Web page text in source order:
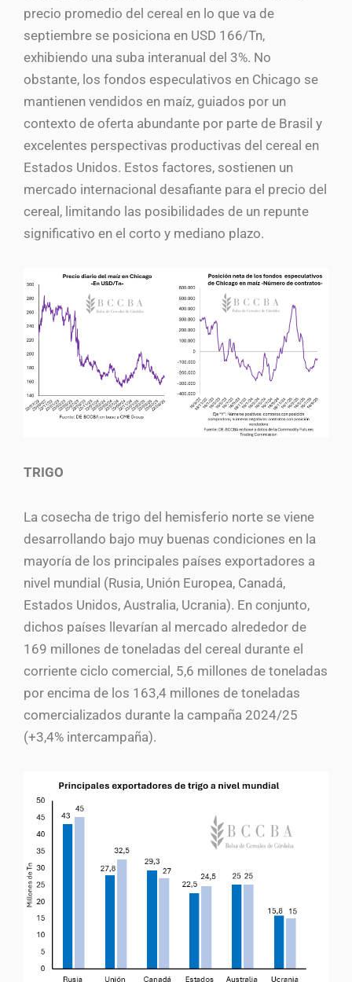
precio promedio del cereal en lo que va de
septiembre se posiciona en USD 166/Tn,
exhibiendo una suba interanual del 3%. No
obstante, los fondos especulativos en Chicago se
mantienen vendidos en maíz, guiados por un
contexto de oferta abundante por parte de Brasil y
excelentes perspectivas productivas del cereal en
Estados Unidos. Estos factores, sostienen un
mercado internacional desafiante para el precio del
cereal, limitando las posibilidades de un repunte
significativo en el corto y mediano plazo.
TRIGO
La cosecha de trigo del hemisferio norte se viene
desarrollando bajo muy buenas condiciones en la
mayoría de los principales países exportadores a
nivel mundial (Rusia, Unión Europea, Canadá,
Estados Unidos, Australia, Ucrania). En conjunto,
dichos países llevarían al mercado alrededor de
169 millones de toneladas del cereal durante el
corriente ciclo comercial, 5,6 millones de toneladas
por encima de los 163,4 millones de toneladas
comercializados durante la campaña 2024/25
(+3,4% intercampaña).